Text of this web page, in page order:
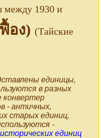
между 1930 и
อง) (Тайские
единицы,
в разных
конвертер
- античных,
старых единиц,
-
единиц